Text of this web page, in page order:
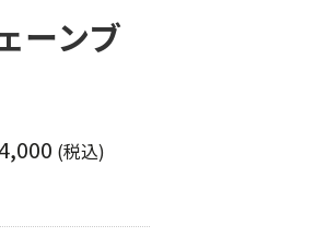
ーンブ
(税込)